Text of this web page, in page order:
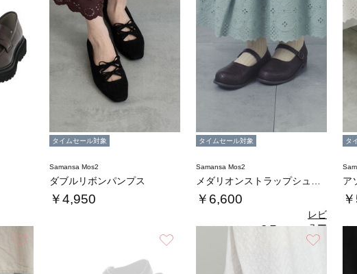
タイムセール対象
Samansa Mos2
ダブルリボンパンプス
￥4,950
タイムセール対象
Samansa Mos2
￥6,600
3.7（3）
レビ
ュー
を見
る
タ
ア